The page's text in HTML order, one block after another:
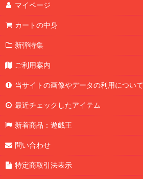
マイページ
カートの中身
新弾特集
ご利用案内
当サイトの画像やデータの利用について
最近チェックしたアイテム
新着商品：遊戯王
問い合わせ
特定商取引法表示